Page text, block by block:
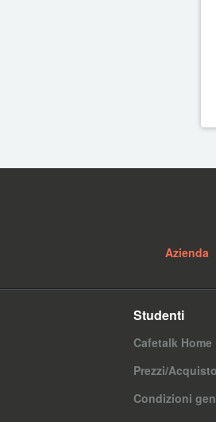
Azienda
Studenti
Cafetalk Home
Prezzi/
Condizioni